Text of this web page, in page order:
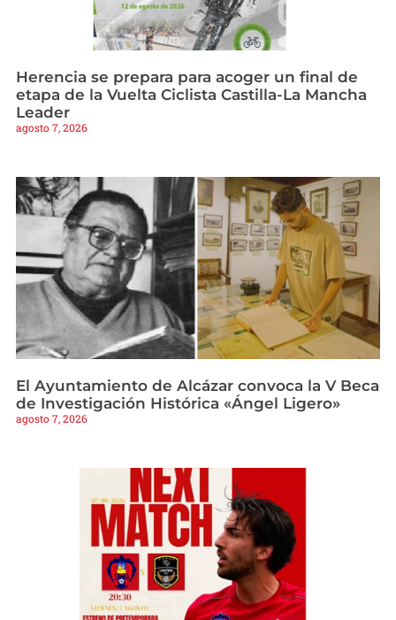
Herencia se prepara para acoger un final de
etapa de la Vuelta Ciclista Castilla-La Mancha
Leader
agosto 7, 2026
El Ayuntamiento de Alcázar convoca la V Beca
de Investigación Histórica «Ángel Ligero»
agosto 7, 2026